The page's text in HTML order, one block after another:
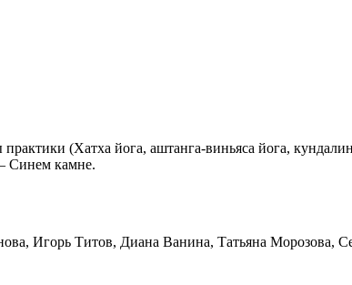
(Хатха йога, аштанга-виньяса йога,
Синем камне.
Игорь Титов, Диана Ванина, Татьяна Морозова,